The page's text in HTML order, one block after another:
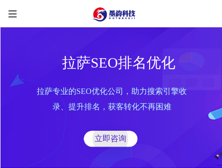
拉萨SEO排名优化
拉萨专业的SEO优化公司，助力搜索引擎收
录、提升排名，获客转化不再困难
立即咨询
限时优惠咨询中
联系方式